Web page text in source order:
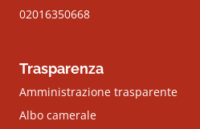
02016350668
Trasparenza
Amministrazione trasparente
Albo camerale